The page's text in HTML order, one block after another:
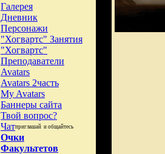
Галерея
Дневник
Персонажи
"Хогвартс" Занятия
"Хогвартс"
Преподаватели
Avatars
Avatars 2часть
My Avatars
Баннеры сайта
Твой вопрос?
Чатприглашай и общайтесь
Очки
Факультетов